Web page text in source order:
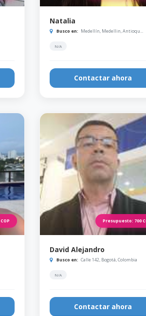
Natalia
Busco en: Medellín, Medellin, Antioqu...
N/A
Contactar ahora
COP Presupuesto: 700
David Alejandro
Busco en: Calle 142, Bogotá, Colombia
N/A
Contactar ahora